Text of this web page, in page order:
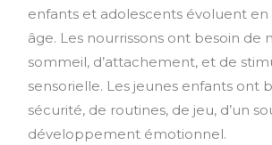
enfants et adolescents évoluent
âge. Les nourrissons ont besoin de
sommeil, d’attachement, et de
sensorielle. Les jeunes enfants ont
sécurité, de routines, de jeu, d’un
développement émotionnel.